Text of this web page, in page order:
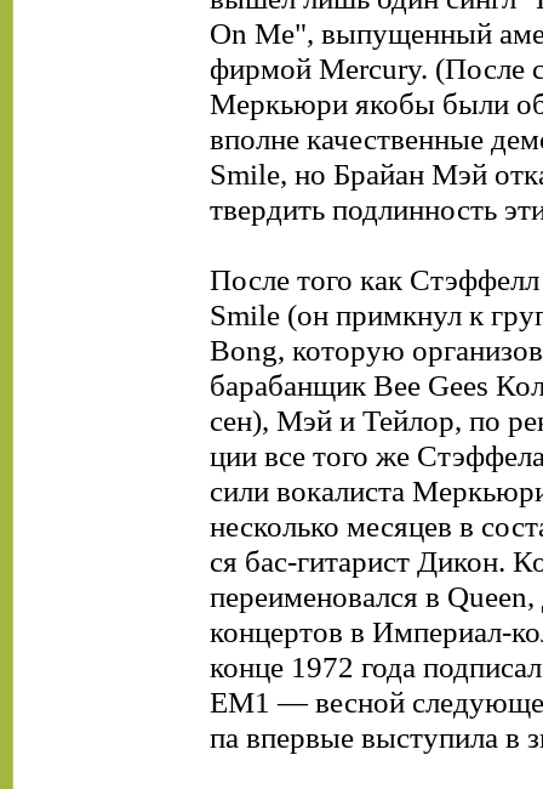
On Me", выпущенный
фирмой Mercury. (После
Меркьюри якобы были
вполне качественные
Smile, но Брайан Мэй
твердить подлинность
После того как
Smile (он примкнул к
Bong, которую
барабанщик Bee Gees
сен), Мэй и Тейлор, по
ции все того же
сили вокалиста
несколько месяцев в
ся бас-гитарист Дикон.
переименовался в
концертов в Империал-
конце 1972 года
ЕМ1 — весной
па впервые выступила в